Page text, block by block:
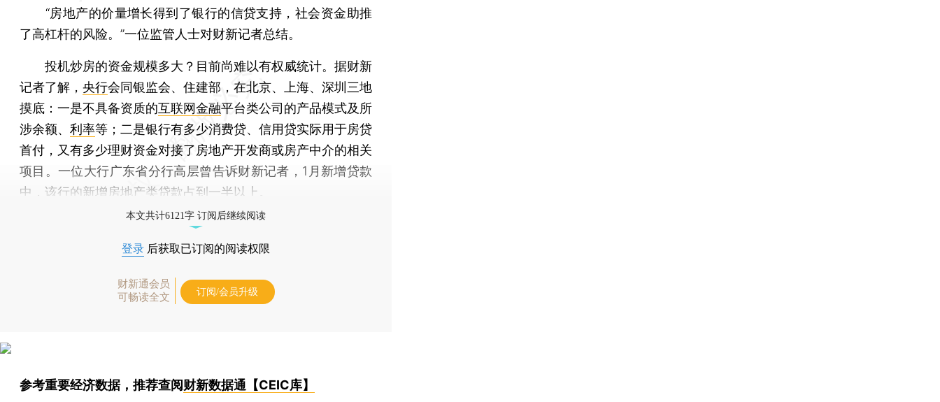
“房地产的价量增长得到了银行的信贷支持，社会资金助推
了高杠杆的风险。”一位监管人士对财新记者总结。
投机炒房的资金规模多大？目前尚难以有权威统计。据财新
记者了解， 央行会同银监会、住建部，在北京、上海、深圳三地
摸底：一是不具备资质的互联网金融平台类公司的产品模式及所
涉余额、 利率等；二是银行有多少消费贷、信用贷实际用于房贷
首付，又有多少理财资金对接了房地产开发商或房产中介的相关
项目。一位大行广东省分行高层曾告诉财新记者，1月新增贷款
中，该行的新增房地产类贷款占到一半以上。
本文共计6121字 订阅后继续阅读
登录 后获取已订阅的阅读权限
财新通会员
可畅读全文
订阅/会员升级
参考重要经济数据，推荐查阅财新数据通【CEIC库】